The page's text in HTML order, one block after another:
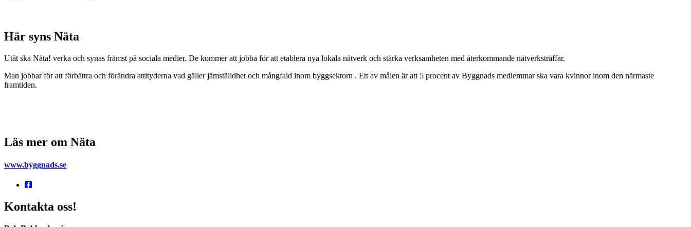
Här syns Näta
Utåt ska Näta! verka och synas främst på sociala medier. De kommer att jobba för att etablera nya lokala nätverk och stärka verksamheten med återkommande nätverksträffar.
Man jobbar för att förbättra och förändra attityderna vad gäller jämställdhet och mångfald inom byggsektorn . Ett av målen är att 5 procent av Byggnads medlemmar ska vara kvinnor inom den närmaste
framtiden.
Läs mer om Näta
www.byggnads.se
Kontakta oss!